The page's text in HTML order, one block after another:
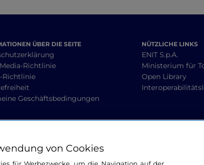
ÜBER DIE SEITE
Richtlinie
Richtlinie
Geschäftsbedingungen
NÜTZLICHE LINKS
ENIT S.p.A.
Ministerium für
Open Library
von Cookies